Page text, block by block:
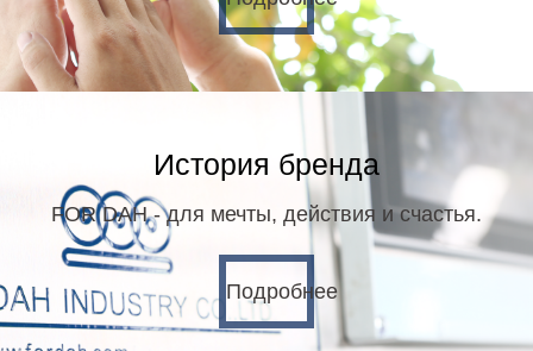
История бренда
FOR DAH - для мечты, действия и счастья.
Подробнее